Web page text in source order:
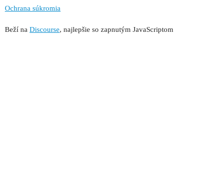
Ochrana súkromia
Beží na Discourse, najlepšie so zapnutým JavaScriptom